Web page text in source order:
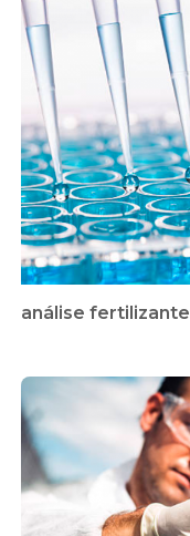
análise fertilizante